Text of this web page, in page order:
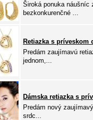
Široká ponuka náušníc
bezkonkurenčné ...
Retiazka s príveskom
Predám zaujímavú
jednom,...
Dámska retiazka s
Predám nový
srdc...